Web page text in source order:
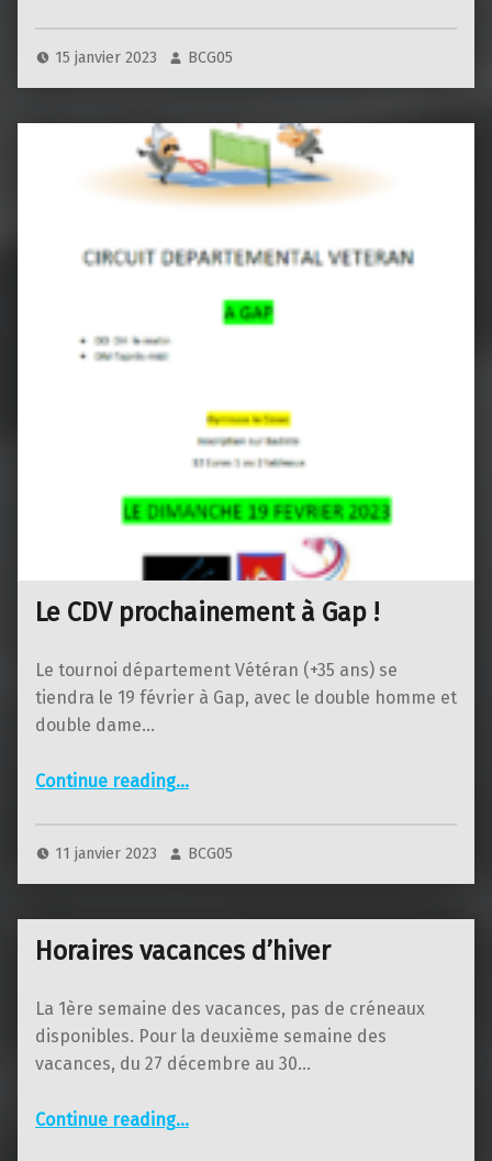
15 janvier 2023 BCG05
Le CDV prochainement à Gap !
Le tournoi département Vétéran (+35 ans) se
tiendra le 19 février à Gap, avec le double homme et
double dame…
Continue reading“Le CDV prochainement à Gap !”…
11 janvier 2023 BCG05
Horaires vacances d’hiver
La 1ère semaine des vacances, pas de créneaux
disponibles. Pour la deuxième semaine des
vacances, du 27 décembre au 30…
Continue reading…